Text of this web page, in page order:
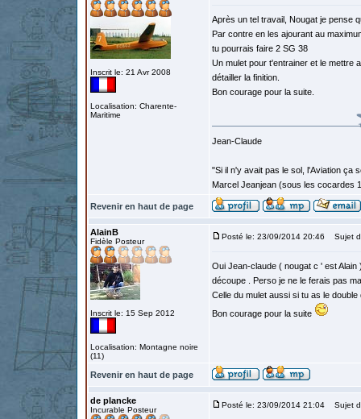
Inscrit le: 21 Avr 2008
Localisation: Charente-
Maritime
Après un tel travail, Nougat je pense
Par contre en les ajourant au
tu pourrais faire 2 SG 38
Un mulet pour t'entrainer et le mettre
détailler la finition.
Bon courage pour la suite.
Jean-Claude
"Si il n'y avait pas le sol, l'Aviation ça
Marcel Jeanjean (sous les cocardes
Revenir en haut de page
AlainB
Fidèle Posteur
Inscrit le: 15 Sep 2012
Localisation: Montagne noire
(11)
Posté le: 23/09/2014 20:46 Sujet
Oui Jean-claude ( nougat c ' est
découpe . Perso je ne le ferais pas
Celle du mulet aussi si tu as le
Bon courage pour la suite
Revenir en haut de page
de plancke
Incurable Posteur
Posté le: 23/09/2014 21:04 Sujet